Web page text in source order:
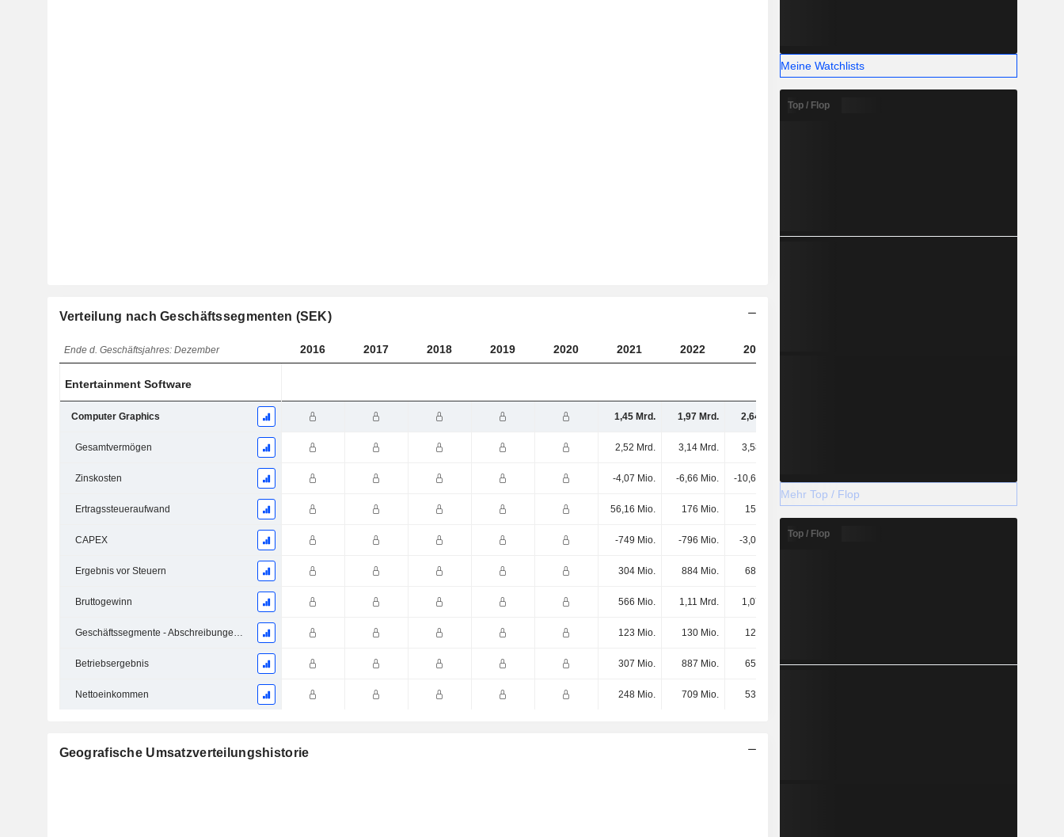
Verteilung nach Geschäftssegmenten (SEK)
Ende d. Geschäftsjahres: Dezember 2016 2017 2018 2019 2020 2021 2022 2023
Entertainment Software
Computer Graphics 1,45 Mrd. 1,97 Mrd. 2,64 Mrd.
Gesamtvermögen 2,52 Mrd. 3,14 Mrd. 3,58 Mrd.
Zinskosten -4,07 Mio. -6,66 Mio. -10,64 Mio.
Ertragssteueraufwand 56,16 Mio. 176 Mio. 157 Mio. 173 Mio. 41,94 Mio.
CAPEX -749 Mio. -796 Mio. -3,05 Mio. -1,16 Mio.
Ergebnis vor Steuern 304 Mio. 884 Mio. 688 Mio.
Bruttogewinn 566 Mio. 1,11 Mrd. 1,07 Mrd.
Geschäftssegmente - Abschreibungen und Wertminderungen 123 Mio. 130 Mio. 127 Mio.
Betriebsergebnis 307 Mio. 887 Mio. 658 Mio. 721 Mio. 146 Mio.
Nettoeinkommen 248 Mio. 709 Mio. 531 Mio.
Geografische Umsatzverteilungshistorie
Meine Watchlists
Top / Flop
Mehr Top / Flop
Top / Flop